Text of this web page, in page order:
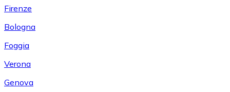
Firenze
Bologna
Foggia
Verona
Genova